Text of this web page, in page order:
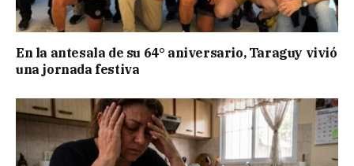
En la antesala de su 64° aniversario, Taraguy vivió
una jornada festiva